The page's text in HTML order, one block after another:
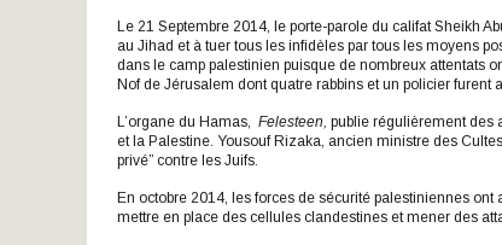
Le 21 Septembre 2014, le porte-parole du califat Sheikh
au Jihad et à tuer tous les infidèles par tous les moyens
dans le camp palestinien puisque de nombreux attentats
Nof de Jérusalem dont quatre rabbins et un policier furent
L’organe du Hamas, Felesteen, publie régulièrement des
et la Palestine. Yousouf Rizaka, ancien ministre des
privé” contre les Juifs.
En octobre 2014, les forces de sécurité palestiniennes
mettre en place des cellules clandestines et mener des